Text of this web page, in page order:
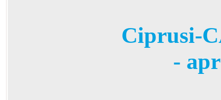
Ciprusi-
-